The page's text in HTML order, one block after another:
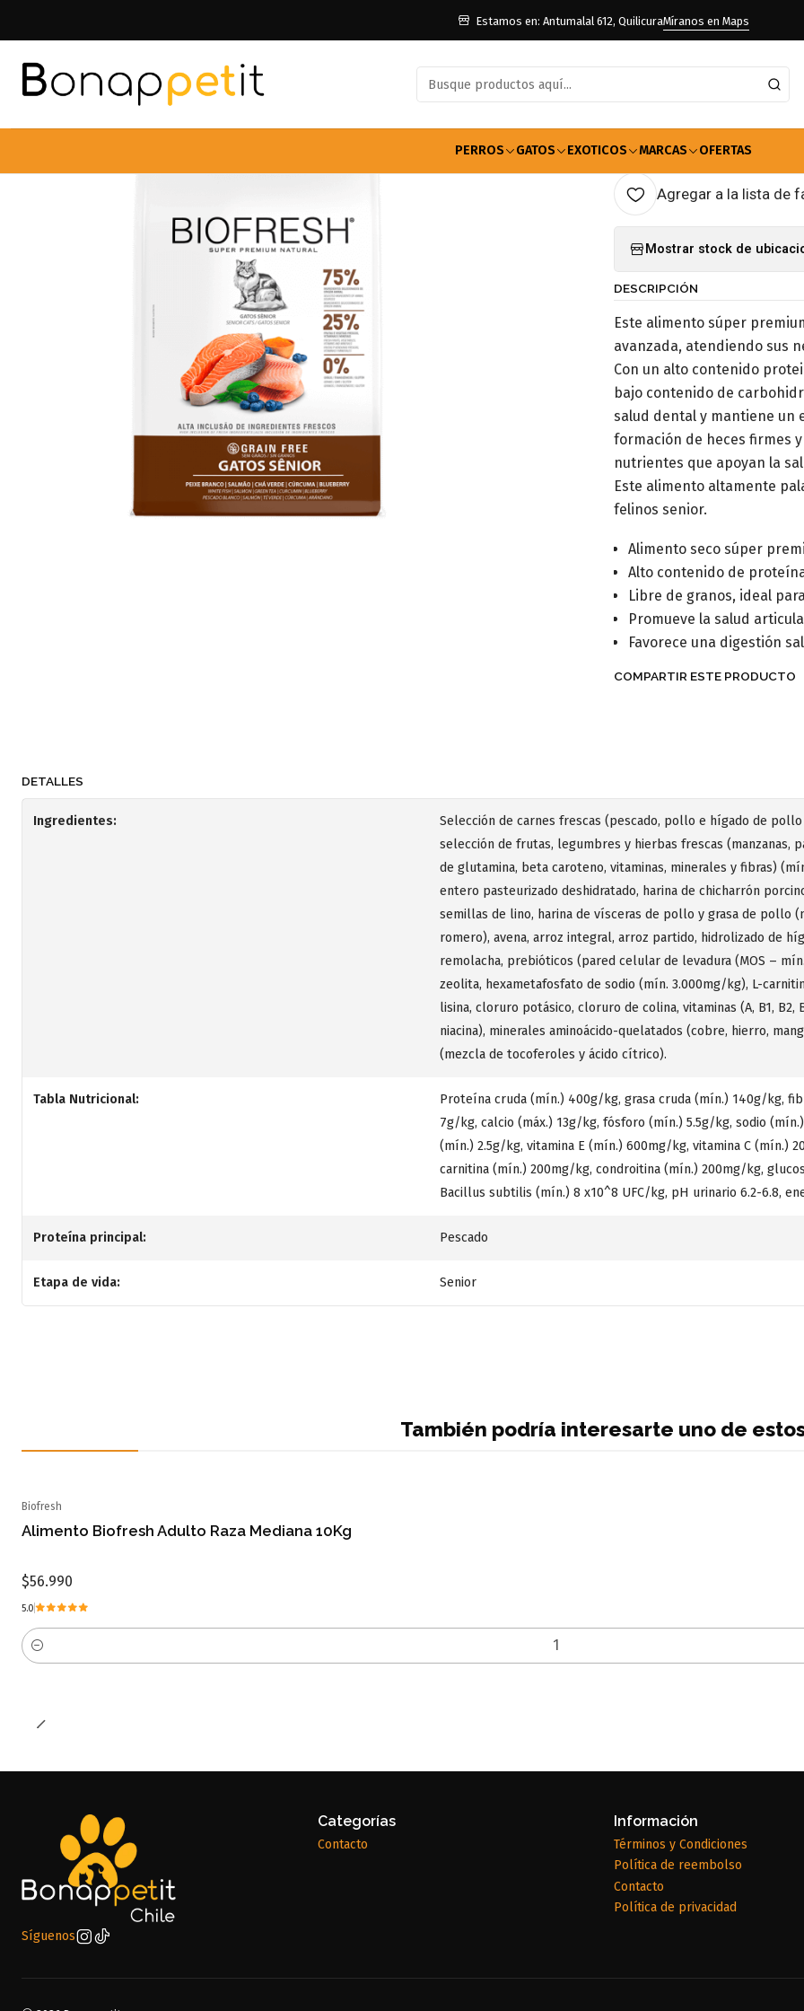
PERROS GATOS EXOTICOS MARCAS OFERTAS
Estamos en: Antumalal 612, QuilicuraMíranos en Maps
Alimento Gatos Gatos Seco Alimento Biofresh Gato
Alimento
Cantidad
Agregar a la lista de
Mostrar stock de
DESCRIPCIÓN
Este alimento súper
avanzada, atendiendo sus
Con un alto contenido
bajo contenido de
salud dental y mantiene un
formación de heces firmes
nutrientes que apoyan la
Este alimento altamente
felinos senior.
Alimento seco súper
Alto contenido de
Libre de granos, ideal
Promueve la salud
Favorece una digestión
COMPARTIR ESTE PRODUCTO
DETALLES
Ingredientes:
Selección de carnes frescas (pescado, pollo e hígado de
selección de frutas, legumbres y hierbas frescas (manzanas,
de glutamina, beta caroteno, vitaminas, minerales y fibras)
entero pasteurizado deshidratado, harina de chicharrón
semillas de lino, harina de vísceras de pollo y grasa de pollo
romero), avena, arroz integral, arroz partido, hidrolizado de
remolacha, prebióticos (pared celular de levadura (MOS –
zeolita, hexametafosfato de sodio (mín. 3.000mg/kg), L-
lisina, cloruro potásico, cloruro de colina, vitaminas (A, B1, B2,
niacina), minerales aminoácido-quelatados (cobre, hierro,
(mezcla de tocoferoles y ácido cítrico).
Tabla Nutricional:
Proteína cruda (mín.) 400g/kg, grasa cruda (mín.) 140g/kg,
7g/kg, calcio (máx.) 13g/kg, fósforo (mín.) 5.5g/kg, sodio
(mín.) 2.5g/kg, vitamina E (mín.) 600mg/kg, vitamina C (mín.)
carnitina (mín.) 200mg/kg, condroitina (mín.) 200mg/kg,
Bacillus subtilis (mín.) 8 x10^8 UFC/kg, pH urinario 6.2-6.8,
Proteína principal: Pescado
Etapa de vida: Senior
También podría interesarte uno de
Biofresh
Alimento Biofresh Adulto Raza Mediana 10Kg
$56.990
5.0
Cantidad
Síguenos
Categorías
Contacto
Información
Términos y Condiciones
Política de reembolso
Contacto
Política de privacidad